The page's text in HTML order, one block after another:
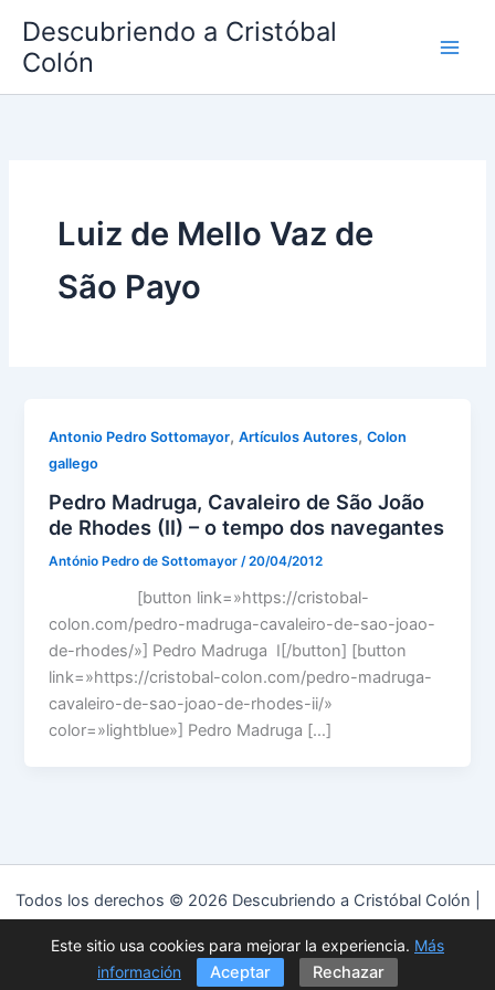
contenido
Descubriendo a Cristóbal
Colón
Luiz de Mello Vaz de
São Payo
Antonio Pedro Sottomayor,Artículos Autores,Colon
gallego
Pedro Madruga, Cavaleiro de São João
de Rhodes (II) – o tempo dos navegantes
António Pedro de Sottomayor /20/04/2012
[button link=»https://cristobal-
colon.com/pedro-madruga-cavaleiro-de-sao-joao-
de-rhodes/»] Pedro Madruga I[/button] [button
link=»https://cristobal-colon.com/pedro-madruga-
cavaleiro-de-sao-joao-de-rhodes-ii/»
color=»lightblue»] Pedro Madruga […]
Todos los derechos © 2026 Descubriendo a Cristóbal Colón |
Política de privacidad|Política de cookies|Aviso Legal
Este sitio usa cookies para mejorar la experiencia. Más
información
Aceptar Rechazar